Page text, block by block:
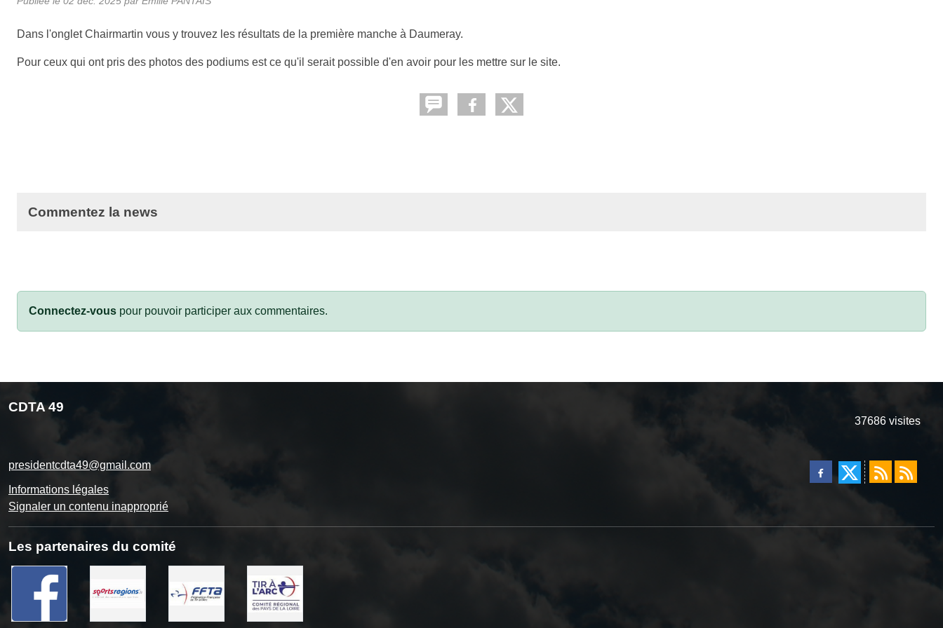
Dans l'onglet Chairmartin vous y trouvez les résultats de la première manche à Daumeray.
Pour ceux qui ont pris des photos des podiums est ce qu'il serait possible d'en avoir pour les mettre sur le site.
Commentez la news
Connectez-vous pour pouvoir participer aux commentaires.
CDTA 49
presidentcdta49@gmail.com
Informations légales
Signaler un contenu inapproprié
37686 visites
Les partenaires du comité